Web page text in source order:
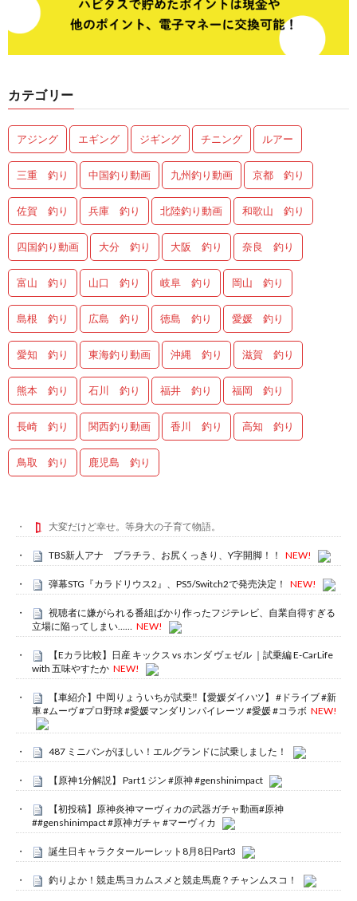
カテゴリー
アジング エギング ジギング チニング ルアー
三重 釣り 中国釣り動画 九州釣り動画 京都 釣り
佐賀 釣り 兵庫 釣り 北陸釣り動画 和歌山 釣り
四国釣り動画 大分 釣り 大阪 釣り 奈良 釣り
富山 釣り 山口 釣り 岐阜 釣り 岡山 釣り
島根 釣り 広島 釣り 徳島 釣り 愛媛 釣り
愛知 釣り 東海釣り動画 沖縄 釣り 滋賀 釣り
熊本 釣り 石川 釣り 福井 釣り 福岡 釣り
長崎 釣り 関西釣り動画 香川 釣り 高知 釣り
鳥取 釣り 鹿児島 釣り
大変だけど幸せ。等身大の子育て物語。
TBS新人アナ ブラチラ、お尻くっきり、Y字開脚！！ NEW!
弾幕STG『カラドリウス2』、PS5/Switch2で発売決定！ NEW!
視聴者に嫌がられる番組ばかり作ったフジテレビ、自業自得すぎる
立場に陥ってしまい…… NEW!
【Eカラ比較】日産 キックス vs ホンダ ヴェゼル ｜試乗編 E-CarLife
with 五味やすたか NEW!
【車紹介】中岡りょういちが試乗‼️【愛媛ダイハツ】 #ドライブ #新
車 #ムーヴ #プロ野球 #愛媛マンダリンパイレーツ #愛媛 #コラボ NEW!
487 ミニバンがほしい！エルグランドに試乗しました！
【原神1分解説】 Part1 ジン #原神 #genshinimpact
【初投稿】原神炎神マーヴィカの武器ガチャ動画#原神
##genshinimpact #原神ガチャ #マーヴィカ
誕生日キャラクタールーレット8月8日Part3
釣りよか！競走馬ヨカムスメと競走馬鹿？チャンムスコ！